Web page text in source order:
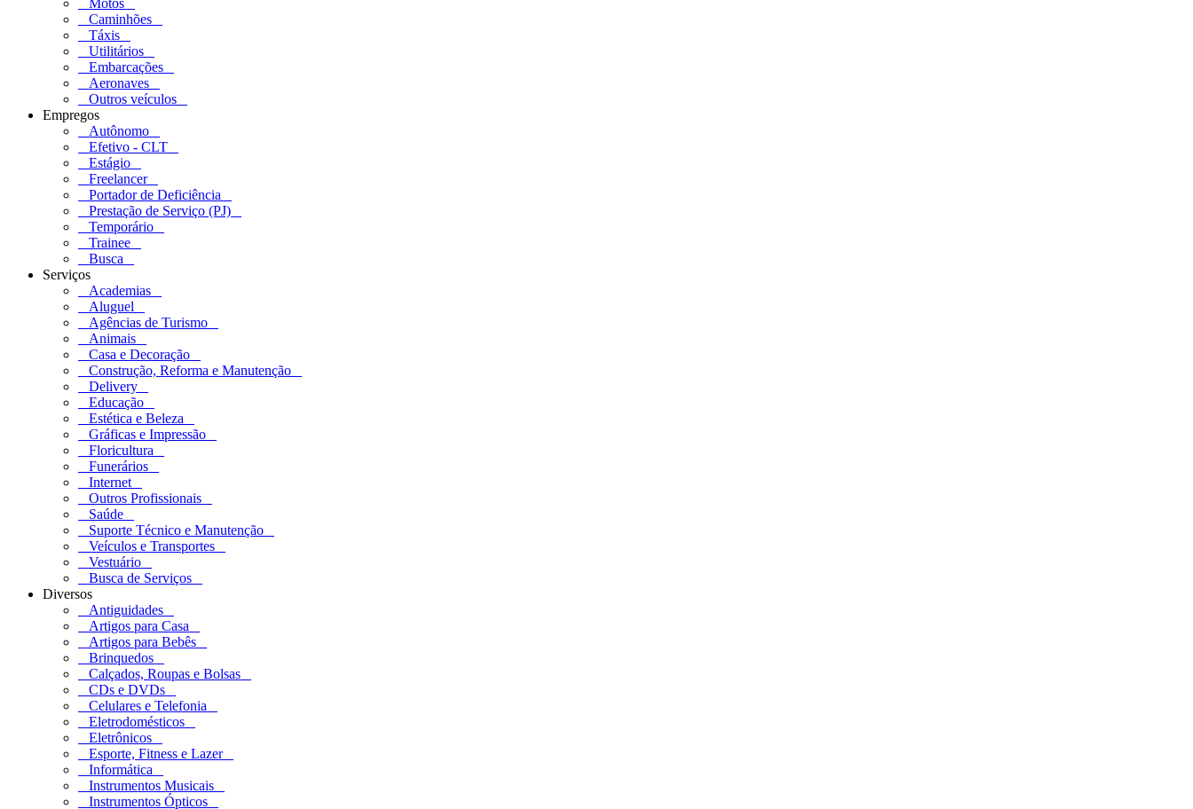
Caminhões
Táxis
Utilitários
Embarcações
Aeronaves
Outros veículos
Empregos
Autônomo
Efetivo - CLT
Estágio
Freelancer
Portador de Deficiência
Prestação de Serviço (PJ)
Temporário
Trainee
Busca
Serviços
Academias
Aluguel
Agências de Turismo
Animais
Casa e Decoração
Construção, Reforma e Manutenção
Delivery
Educação
Estética e Beleza
Gráficas e Impressão
Floricultura
Funerários
Internet
Outros Profissionais
Saúde
Suporte Técnico e Manutenção
Veículos e Transportes
Vestuário
Busca de Serviços
Diversos
Antiguidades
Artigos para Casa
Artigos para Bebês
Brinquedos
Calçados, Roupas e Bolsas
CDs e DVDs
Celulares e Telefonia
Eletrodomésticos
Eletrônicos
Esporte, Fitness e Lazer
Informática
Instrumentos Musicais
Instrumentos Ópticos